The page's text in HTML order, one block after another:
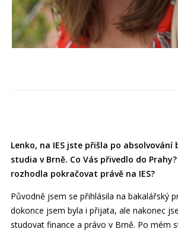
Lenko, na IES jste přišla po absolvování
studia v Brně. Co Vás přivedlo do
rozhodla pokračovat právě na IES?
Původně jsem se přihlásila na bakalářský
dokonce jsem byla i přijata, ale nakonec
studovat finance a právo v Brně. Po mém